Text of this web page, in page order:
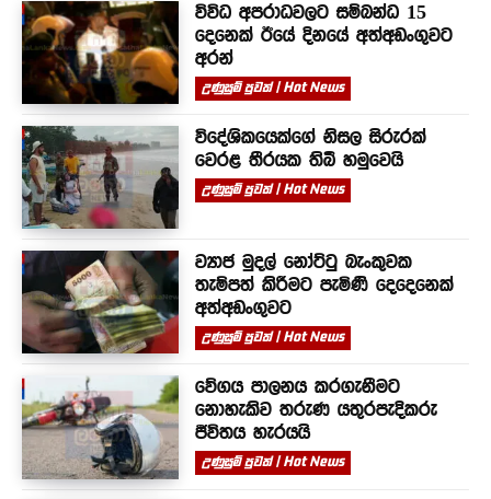
විවිධ අපරාධවලට සම්බන්ධ 15
දෙනෙක් ඊයේ දිනයේ අත්අඩංගුවට
අරන්
උණුසුම් පුවත් | Hot News
විදේශිකයෙක්ගේ නිසල සිරුරක්
වෙරළ තීරයක තිබී හමුවෙයි
උණුසුම් පුවත් | Hot News
ව්‍යාජ මුදල් නෝට්ටු බැංකුවක
තැම්පත් කිරීමට පැමිණි දෙදෙනෙක්
අත්අඩංගුවට
උණුසුම් පුවත් | Hot News
වේගය පාලනය කරගැනීමට
නොහැකිව තරුණ යතුරපැදිකරු
ජීවිතය හැරයයි
උණුසුම් පුවත් | Hot News